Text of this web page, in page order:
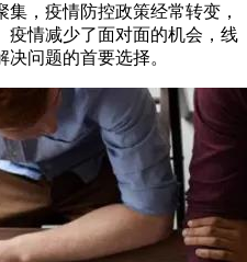
，疫情防控政策经常转变，
疫情减少了面对面的机会，线
决问题的首要选择。